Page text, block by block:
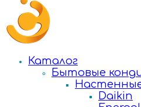
Каталог
Бытовые
Daikin